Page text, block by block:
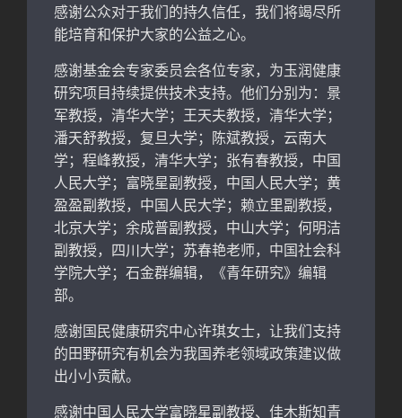
感谢公众对于我们的持久信任，我们将竭尽所
能培育和保护大家的公益之心。
感谢基金会专家委员会各位专家，为玉润健康
研究项目持续提供技术支持。他们分别为：景
军教授，清华大学；王天夫教授，清华大学；
潘天舒教授，复旦大学；陈斌教授，云南大
学；程峰教授，清华大学；张有春教授，中国
人民大学；富晓星副教授，中国人民大学；黄
盈盈副教授，中国人民大学；赖立里副教授，
北京大学；余成普副教授，中山大学；何明洁
副教授，四川大学；苏春艳老师，中国社会科
学院大学；石金群编辑，《青年研究》编辑
部。
感谢国民健康研究中心许琪女士，让我们支持
的田野研究有机会为我国养老领域政策建议做
出小小贡献。
感谢中国人民大学富晓星副教授、佳木斯知青